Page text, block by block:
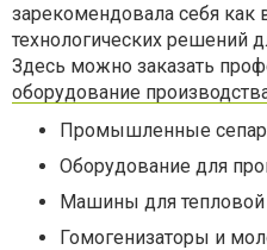
зарекомендовала себя
технологических решений
Здесь можно заказать
оборудование
Промышленные
Оборудование для
Машины для тепловой
Гомогенизаторы и